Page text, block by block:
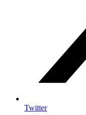
Twitter